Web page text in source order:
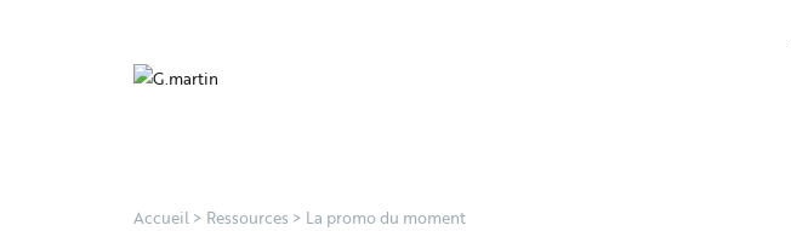
Accueil> Ressources > La promo du moment